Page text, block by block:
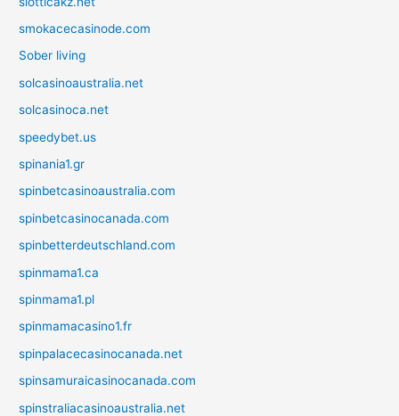
smokacecasinode.com
Sober living
solcasinoaustralia.net
solcasinoca.net
speedybet.us
spinania1.gr
spinbetcasinoaustralia.com
spinbetcasinocanada.com
spinbetterdeutschland.com
spinmama1.ca
spinmama1.pl
spinmamacasino1.fr
spinpalacecasinocanada.net
spinsamuraicasinocanada.com
spinstraliacasinoaustralia.net